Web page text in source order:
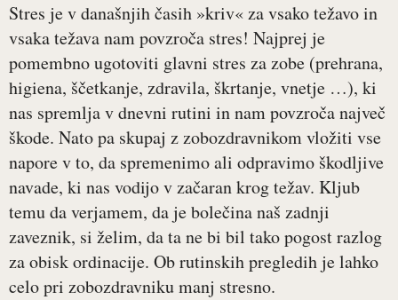
Stres je v današnjih časih »kriv« za vsako težavo in
vsaka težava nam povzroča stres! Najprej je
pomembno ugotoviti glavni stres za zobe (prehrana,
higiena, ščetkanje, zdravila, škrtanje, vnetje …), ki
nas spremlja v dnevni rutini in nam povzroča največ
škode. Nato pa skupaj z zobozdravnikom vložiti vse
napore v to, da spremenimo ali odpravimo škodljive
navade, ki nas vodijo v začaran krog težav. Kljub
temu da verjamem, da je bolečina naš zadnji
zaveznik, si želim, da ta ne bi bil tako pogost razlog
za obisk ordinacije. Ob rutinskih pregledih je lahko
celo pri zobozdravniku manj stresno.